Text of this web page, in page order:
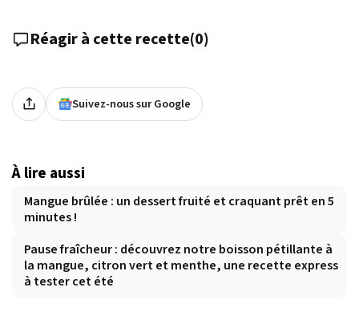
Réagir à cette recette(0)
Suivez-nous sur Google
À lire aussi
Mangue brûlée : un dessert fruité et craquant prêt en 5
minutes !
Pause fraîcheur : découvrez notre boisson pétillante à
la mangue, citron vert et menthe, une recette express
à tester cet été